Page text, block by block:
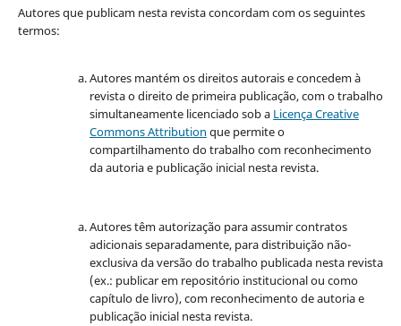
Autores que publicam nesta revista concordam com os seguintes
termos:
Autores mantém os direitos autorais e concedem à
revista o direito de primeira publicação, com o trabalho
simultaneamente licenciado sob a Licença Creative
Commons Attribution que permite o
compartilhamento do trabalho com reconhecimento
da autoria e publicação inicial nesta revista.
Autores têm autorização para assumir contratos
adicionais separadamente, para distribuição não-
exclusiva da versão do trabalho publicada nesta revista
(ex.: publicar em repositório institucional ou como
capítulo de livro), com reconhecimento de autoria e
publicação inicial nesta revista.